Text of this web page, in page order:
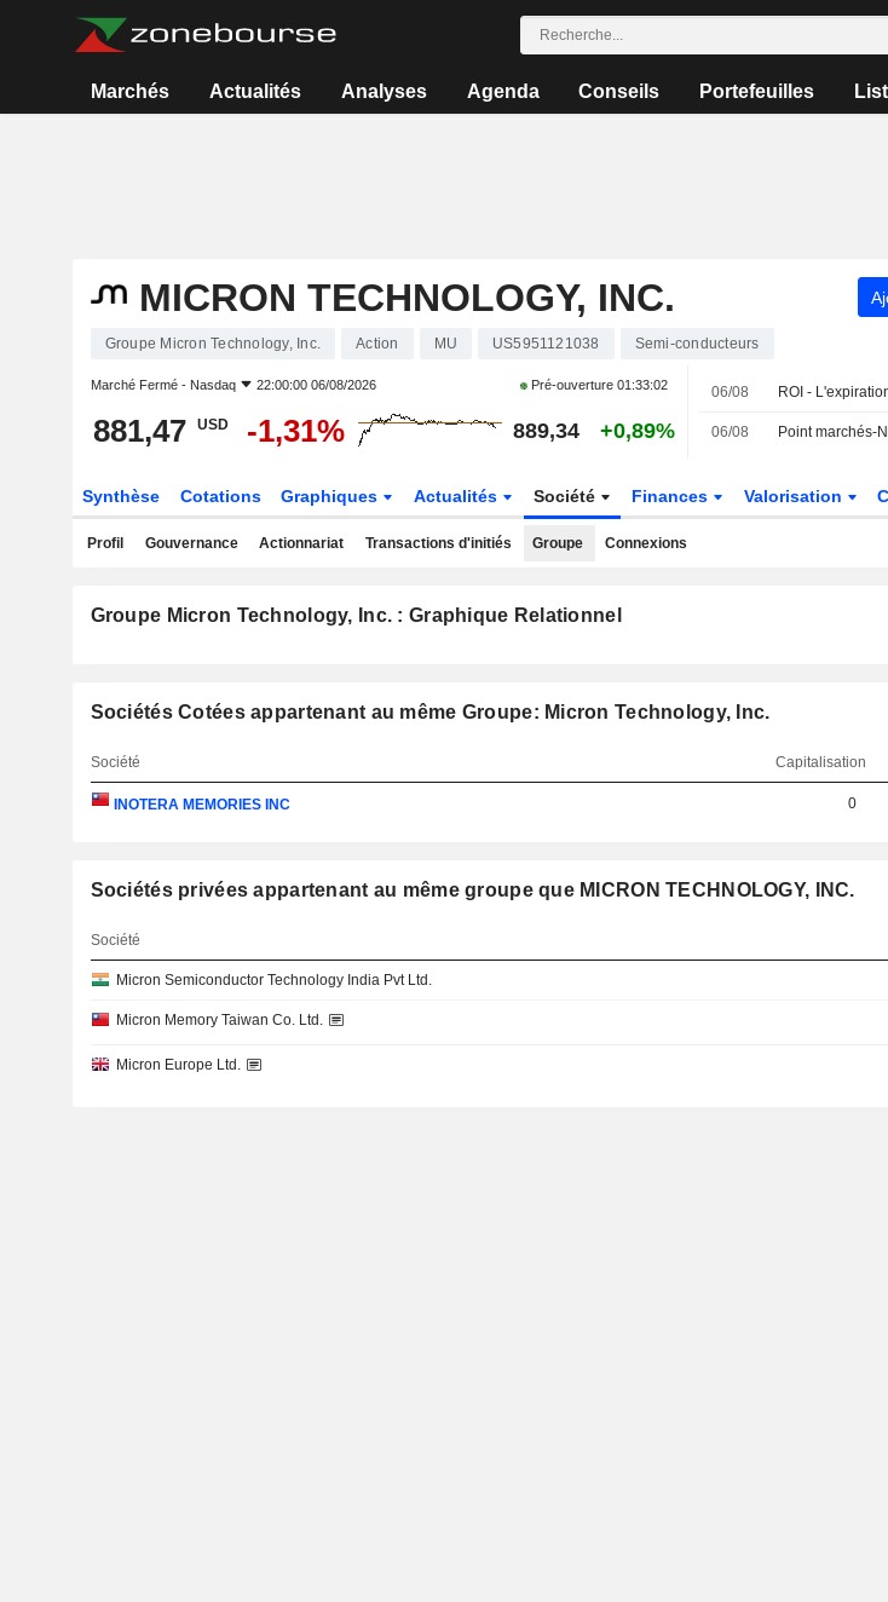
Marchés Actualités Analyses Agenda Conseils Portefeuilles
MICRON TECHNOLOGY, INC.
Groupe Micron Technology, Inc. Action MU US5951121038 Semi-conducteurs
Marché Fermé - Nasdaq 22:00:00 06/08/2026 Pré-ouverture 01:33:02
881,47 USD -1,31% 889,34 +0,89%
06/08
06/08
Synthèse Cotations Graphiques Actualités Société Finances Valorisation
Profil Gouvernance Actionnariat Transactions d'initiés Groupe Connexions
Groupe Micron Technology, Inc. : Graphique Relationnel
Sociétés Cotées appartenant au même Groupe: Micron Technology, Inc.
Société Capitalisation
INOTERA MEMORIES INC 0
Sociétés privées appartenant au même groupe que MICRON TECHNOLOGY, INC.
Société
Micron Semiconductor Technology India Pvt Ltd.
Micron Memory Taiwan Co. Ltd.
Micron Europe Ltd.